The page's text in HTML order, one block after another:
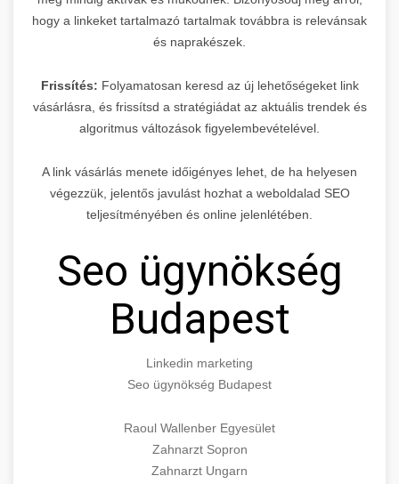
hogy a linkeket tartalmazó tartalmak továbbra is relevánsak
és naprakészek.
Frissítés: Folyamatosan keresd az új lehetőségeket link
vásárlásra, és frissítsd a stratégiádat az aktuális trendek és
algoritmus változások figyelembevételével.
A link vásárlás menete időigényes lehet, de ha helyesen
végezzük, jelentős javulást hozhat a weboldalad SEO
teljesítményében és online jelenlétében.
Seo ügynökség
Budapest
Linkedin marketing
Seo ügynökség Budapest
Raoul Wallenber Egyesület
Zahnarzt Sopron
Zahnarzt Ungarn